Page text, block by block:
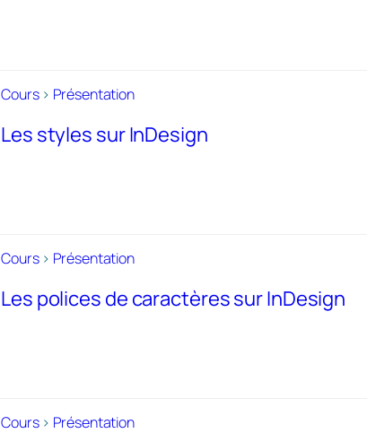
Cours > Présentation
Les styles sur InDesign
Cours > Présentation
Les polices de caractères sur InDesign
Cours > Présentation